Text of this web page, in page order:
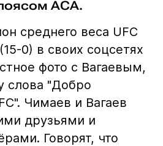
АСА.
среднего веса UFC
(15-0) в своих соцсетях
фото с Вагаевым,
слова "Добро
Чимаев и Вагаев
друзьями и
Говорят, что